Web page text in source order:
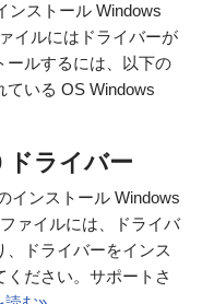
ンストール Windows
イルにはドライバーが
ールするには、以下の
ている OS Windows
ドライバー
インストール Windows
ァイルには、ドライバ
ドライバーをインス
ください。サポートさ